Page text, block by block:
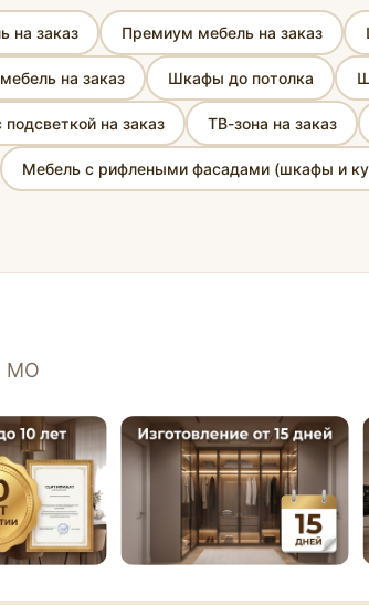
на заказ Премиум мебель на заказ
на заказ Шкафы до потолка
на заказ ТВ-зона на заказ
Мебель с рифлеными фасадами (шкафы и
МО